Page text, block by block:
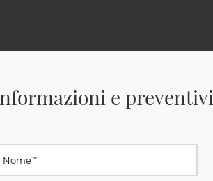
e preventivi